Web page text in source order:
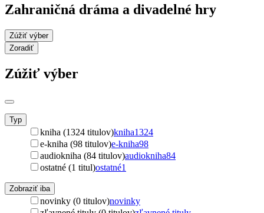
Zahraničná dráma a divadelné hry
Zúžiť výber
Zoradiť
Zúžiť výber
Typ
kniha (1324 titulov)kniha1324
e-kniha (98 titulov)e-kniha98
audiokniha (84 titulov)audiokniha84
ostatné (1 titul)ostatné1
Zobraziť iba
novinky (0 titulov)novinky